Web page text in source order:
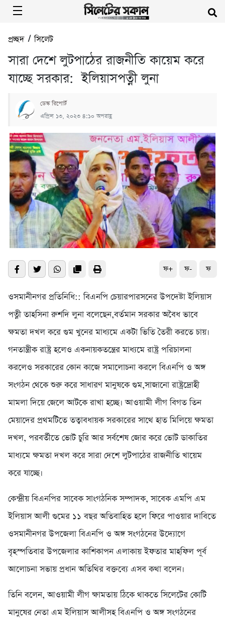
প্রচ্ছদ/সিলেট
সারা দেশে লুটপাঠের রাজনীতি কায়েম করে
যাচ্ছে সরকার: ইলিয়াসপত্নী লুনা
ডেস্ক রিপোর্ট
এপ্রিল ১৩, ২০২৩ ৪:১০ অপরাহ্ণ
ফ+ ফ- ফ
ওসমানীনগর প্রতিনিধি:: বিএনপি চেয়ারপারসনের উপদেষ্টা ইলিয়াস
পত্নী তাহসিনা রুশদি লুনা বলেছেন,বর্তমান সরকার অবৈধ ভাবে
ক্ষমতা দখল করে গুম খুনের মাধ্যমে একটা ভিতি তৈরী করতে চায়।
গনতান্ত্রীক রাষ্ট্র হলেও একনায়কতন্ত্রের মাধ্যমে রাষ্ট্র পরিচালনা
করলেও সরকারের কোন কাজে সমালোচনা করলে বিএনপি ও অঙ্গ
সংগঠন থেকে শুরু করে সাধারণ মানুষকে গুম,সাজানো রাষ্ট্রদ্রোহী
মামলা দিয়ে জেলে আটকে রাখা হচ্ছে। আওয়ামী লীগ বিগত তিন
মেয়াদের প্রথমটিতে তত্বাবধায়ক সরকারের সাথে হাত মিলিয়ে ক্ষমতা
দখল, পরবর্তীতে ভোট চুরি আর সর্বশেষ জোর করে ভোট ডাকাতির
মাধ্যমে ক্ষমতা দখল করে সারা দেশে লুটপাঠের রাজনীতি খায়েম
করে যাচ্ছে।
কেন্দ্রীয় বিএনপির সাবেক সাংগঠনিক সম্পাদক, সাবেক এমপি এম
ইলিয়াস আলী গুমের ১১ বছর অতিবাহিত হলে ফিরে পাওয়ার দাবিতে
ওসমানীনগর উপজেলা বিএনপি ও অঙ্গ সংগঠনের উদ্যোগে
বৃহস্পতিবার উপজেলার কাশিকাপন এলাকায় ইফতার মাহফিল পূর্ব
আলোচনা সভায় প্রধান অতিথির বক্তব্যে এসব কথা বলেন।
তিনি বলেন, আওয়ামী লীগ ক্ষামতায় ঠিকে থাকতে সিলেটের কোটি
মানুষের নেতা এম ইলিয়াস আলীসহ বিএনপি ও অঙ্গ সংগঠনের